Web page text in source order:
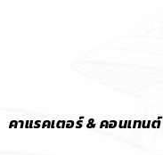
คาแรคเตอร์ & คอนเทนต์